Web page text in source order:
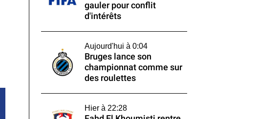
gauler pour conflit
d'intérêts
Aujourd'hui à 0:04
Bruges lance son
championnat comme sur
des roulettes
Hier à 22:28